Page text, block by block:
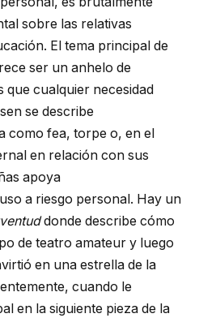
sobre las relativas
El tema principal de
ser un anhelo de
cualquier necesidad
se describe
como fea, torpe o, en el
en relación con sus
apoya
a riesgo personal. Hay un
donde describe cómo
de teatro amateur y luego
en una estrella de la
cuando le
en la siguiente pieza de la